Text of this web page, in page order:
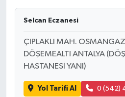
Selcan Eczanesi
ÇIPLAKLI MAH.
DÖŞEMEALTI ANTALYA
HASTANESİ YANI)
Yol Tarifi Al 0 (542)